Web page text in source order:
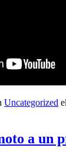
Uncategorized el
a un